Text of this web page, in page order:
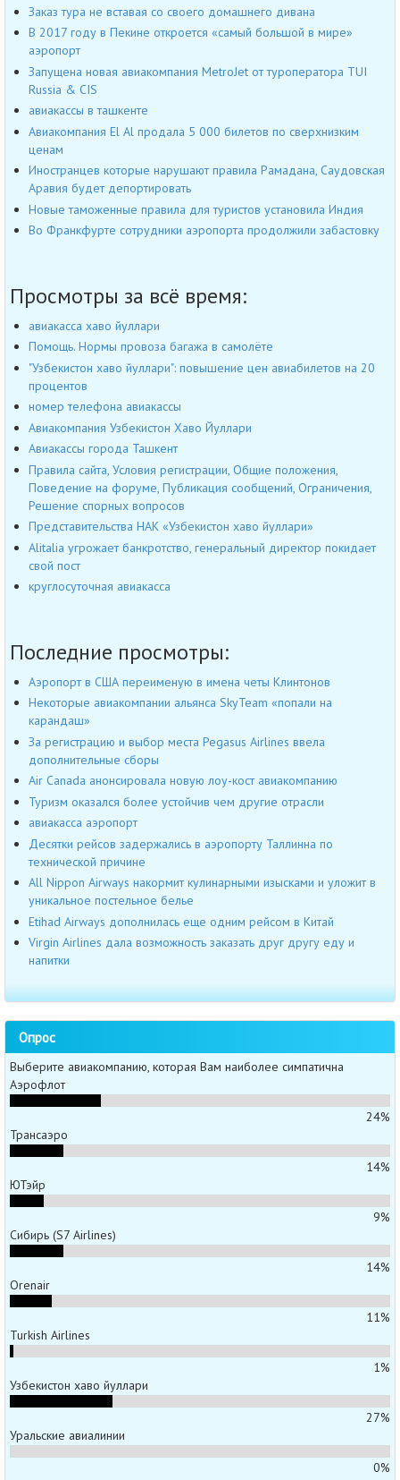
Заказ тура не вставая со своего домашнего дивана
В 2017 году в Пекине откроется «самый большой в мире»
аэропорт
Запущена новая авиакомпания MetroJet от туроператора TUI
Russia & CIS
авиакассы в ташкенте
Авиакомпания El Al продала 5 000 билетов по сверхнизким
ценам
Иностранцев которые нарушают правила Рамадана, Саудовская
Аравия будет депортировать
Новые таможенные правила для туристов установила Индия
Во Франкфурте сотрудники аэропорта продолжили забастовку
Просмотры за всё время:
авиакасса хаво йуллари
Помощь. Нормы провоза багажа в самолёте
"Узбекистон хаво йуллари": повышение цен авиабилетов на 20
процентов
номер телефона авиакассы
Авиакомпания Узбекистон Хаво Йуллари
Авиакассы города Ташкент
Правила сайта, Условия регистрации, Общие положения,
Поведение на форуме, Публикация сообщений, Ограничения,
Решение спорных вопросов
Представительства НАК «Узбекистон хаво йуллари»
Alitalia угрожает банкротство, генеральный директор покидает
свой пост
круглосуточная авиакасса
Последние просмотры:
Аэропорт в США переименую в имена четы Клинтонов
Некоторые авиакомпании альянса SkyTeam «попали на
карандаш»
За регистрацию и выбор места Pegasus Airlines ввела
дополнительные сборы
Air Canada анонсировала новую лоу-кост авиакомпанию
Туризм оказался более устойчив чем другие отрасли
авиакасса аэропорт
Десятки рейсов задержались в аэропорту Таллинна по
технической причине
All Nippon Airways накормит кулинарными изысками и уложит в
уникальное постельное белье
Etihad Airways дополнилась еще одним рейсом в Китай
Virgin Airlines дала возможность заказать друг другу еду и
напитки
Опрос
Выберите авиакомпанию, которая Вам наиболее симпатична
Аэрофлот
24%
Трансаэро
14%
ЮТэйр
9%
Сибирь (S7 Airlines)
14%
Orenair
11%
Turkish Airlines
1%
Узбекистон хаво йуллари
27%
Уральские авиалинии
0%